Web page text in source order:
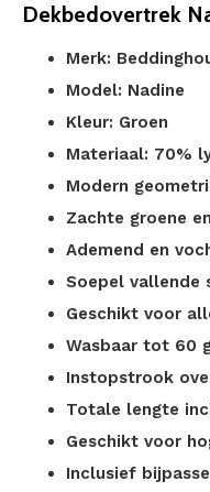
Dekbedovertrek
Merk:
Model: Nadine
Kleur: Groen
Materiaal: 70%
Modern
Zachte groene
Ademend en
Soepel
Geschikt voor
Wasbaar tot 60
Instopstrook
Totale lengte
Geschikt voor
Inclusief